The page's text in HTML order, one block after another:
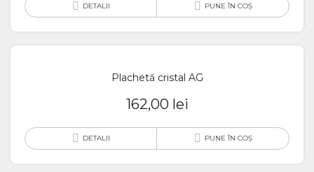
DETALII PUNE ÎN COȘ
Plachetă cristal AG
162,00 lei
DETALII PUNE ÎN COȘ